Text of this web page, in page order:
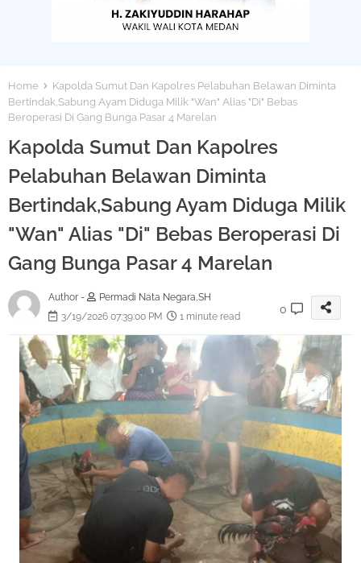
Home
Kapolda Sumut Dan Kapolres Pelabuhan Belawan Diminta
Bertindak,Sabung Ayam Diduga Milik "Wan" Alias "Di" Bebas
Beroperasi Di Gang Bunga Pasar 4 Marelan
Kapolda Sumut Dan Kapolres
Pelabuhan Belawan Diminta
Bertindak,Sabung Ayam Diduga Milik
"Wan" Alias "Di" Bebas Beroperasi Di
Gang Bunga Pasar 4 Marelan
Author -
Permadi Nata Negara,SH
3/19/2026 07:39:00 PM
1 minute read
0